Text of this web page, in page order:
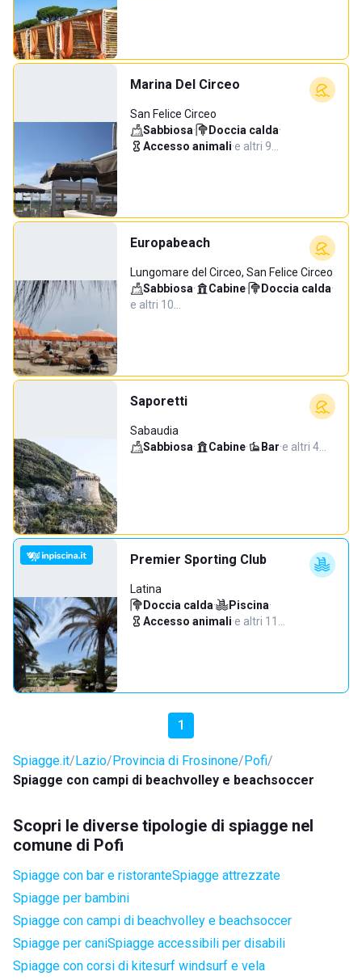
Marina Del Circeo
San Felice Circeo
Sabbiosa· Doccia calda·
Accesso animali·e altri 9…
Europabeach
Lungomare del Circeo, San Felice Circeo
Sabbiosa· Cabine· Doccia calda·
e altri 10…
Saporetti
Sabaudia
Sabbiosa· Cabine· Bar·e altri 4…
Premier Sporting Club
Latina
Doccia calda· Piscina·
Accesso animali·e altri 11…
1
Spiagge.it Lazio Provincia di Frosinone Pofi
Spiagge con campi di beachvolley e beachsoccer
Scopri le diverse tipologie di spiagge nel
comune di Pofi
Spiagge con bar e ristoranteSpiagge attrezzate
Spiagge per bambini
Spiagge con campi di beachvolley e beachsoccer
Spiagge per caniSpiagge accessibili per disabili
Spiagge con corsi di kitesurf windsurf e vela